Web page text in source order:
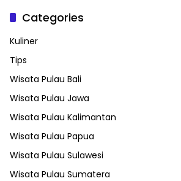
Categories
Kuliner
Tips
Wisata Pulau Bali
Wisata Pulau Jawa
Wisata Pulau Kalimantan
Wisata Pulau Papua
Wisata Pulau Sulawesi
Wisata Pulau Sumatera